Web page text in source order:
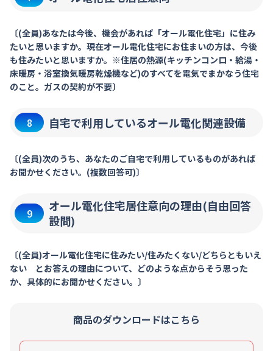
〔(全員)あなたは今後、機会があれば「オール電化住宅」に住み
たいと思いますか。現在オール電化住宅にお住まいの方は、今後
も住みたいと思いますか。※住居の熱源(キッチンコンロ・給湯・
床暖房・浴室換気暖房乾燥機など)のすべてを電気でまかなう住宅
のこと。ガスの契約が不要〕
8 自宅で利用しているオール電化関連設備
〔(全員)次のうち、あなたのご自宅で利用しているものがあれば
お聞かせください。(複数回答可)〕
9
オール電化住宅居住意向の理由(自由回答
設問)
〔(全員)オール電化住宅に住みたい/住みたくない/どちらともいえ
ない とお答えの理由について、どのような点からそう思った
か、具体的にお聞かせください。〕
商品のダウンロードはこちら